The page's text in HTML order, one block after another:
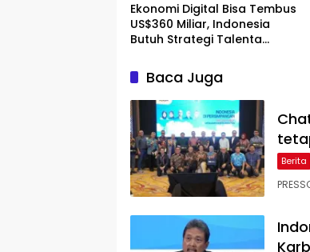
Ekonomi Digital Bisa Tembus
US$360 Miliar, Indonesia
Butuh Strategi Talenta
Baca Juga
Berita